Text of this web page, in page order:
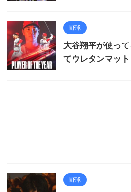
野球
大谷翔平が使っ
てウレタンマッ
野球